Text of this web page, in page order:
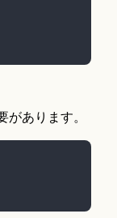
があります。